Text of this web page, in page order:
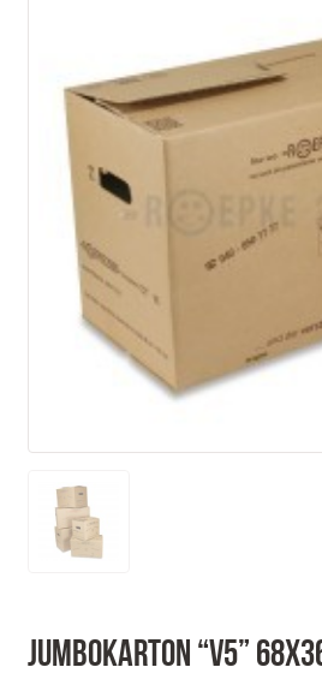
Jumbokarton “V5”